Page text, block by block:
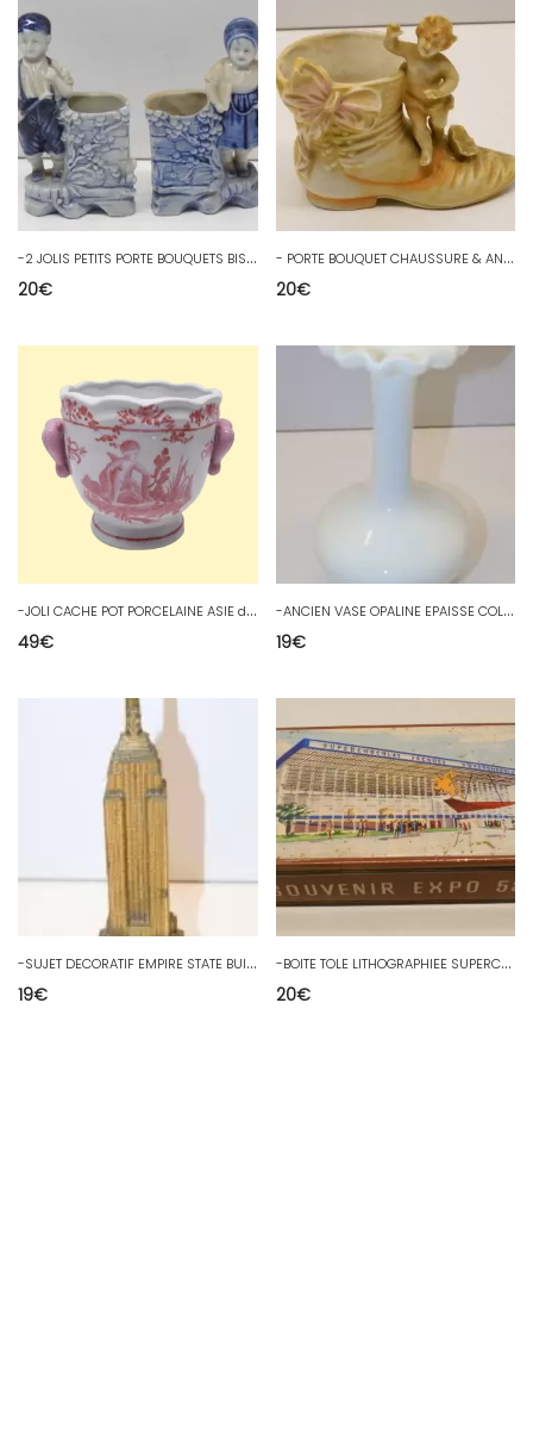
-
2 JOLIS PETITS PORTE BOUQUETS BISCUIT émaillé Fille & garçon début XX VITRINE D
20€
-
PORTE BOUQUET CHAUSSURE & ANGELOT PORCELAINE ANCIENNE JUS DE GRENIER D
20€
-
JOLI CACHE POT PORCELAINE ASIE décor PUTTI & FLEURS ROSES COLLECTION DECO D
49€
-
ANCIEN VASE OPALINE EPAISSE COL FORME COROLLE VOLANTEE COLLECTION déco D
19€
-
SUJET DECORATIF EMPIRE STATE BUILDING NEW YORK CITY Régule doré collection D
19€
-
BOITE TOLE LITHOGRAPHIEE SUPERCHOCOLAT JACQUES SOUVENIR EXPOSITION 1958 D
20€